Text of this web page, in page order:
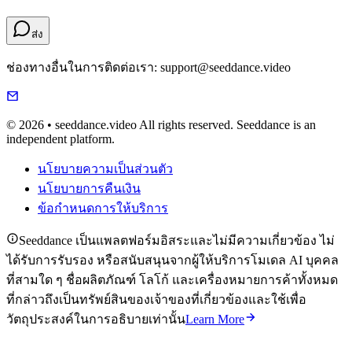
ส่ง
ช่องทางอื่นในการติดต่อเรา: support@seeddance.video
© 2026 • seeddance.video All rights reserved. Seeddance is an
independent platform.
นโยบายความเป็นส่วนตัว
นโยบายการคืนเงิน
ข้อกำหนดการให้บริการ
Seeddance เป็นแพลตฟอร์มอิสระและไม่มีความเกี่ยวข้อง ไม่
ได้รับการรับรอง หรือสนับสนุนจากผู้ให้บริการโมเดล AI บุคคล
ที่สามใด ๆ ชื่อผลิตภัณฑ์ โลโก้ และเครื่องหมายการค้าทั้งหมด
ที่กล่าวถึงเป็นทรัพย์สินของเจ้าของที่เกี่ยวข้องและใช้เพื่อ
วัตถุประสงค์ในการอธิบายเท่านั้นLearn More